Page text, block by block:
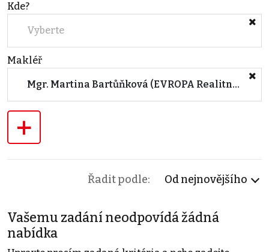
Kde?
Vyberte
Makléř
Mgr. Martina Bartůňková (EVROPA Realitní kancelář KOLÍN)
+
Řadit podle: Od nejnovějšího
Vašemu zadání neodpovídá žádná
nabídka